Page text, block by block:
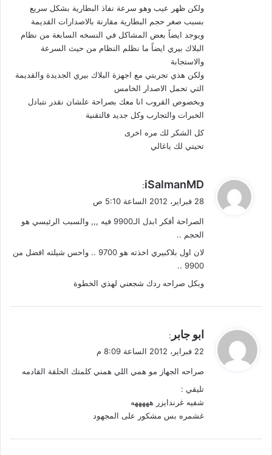
ولكن ظهر عيب وهو سرعة نفاذ البطارية بشكل سريع
بسبب صغر حجم البطارية مقارنة بالاصدارات القديمة
ويوجد ايضاً بعض المشاكل في النسخه السابعة من نظام
البلاك بيري ايضاً ما نظلم النظام من حيث السرعة
والاستجابة
ولكن هذي تجربتي مع اجهزة البلاك بيري الجديدة والقديمة
التي تحمل الاصدار الخامس
وبخصوص القروب انا معك بصراحة علشان نقدر نتبادل
الخبرات والتجارب وكل جديد فالتقنية
كل الشكر لك مره اخرى
تحيتي لك ياغالي
ي
ل
iSalmanMD
:
28 فبراير، 2012 الساعة 5:10 ص
الصراحة أفكر ابدل الـ9900 فيه ,,, والسبب الرئيسي هو
الحجم ..
لان اول بلاكبيري اخذته هو 9700 .. واحس شيلته افضل من
9900 ..
وبكل صراحه ردك شجعني لهذي الخطوة
ي
ل
ابو جابر :
22 فبراير، 2012 الساعة 8:09 م
صراحه الجهاز مو همي اللي همني كلمتك الحلقة القادمه
تليقي :
شفيه غرندايزر هههههه
غشمره بس مشكور على المجهود